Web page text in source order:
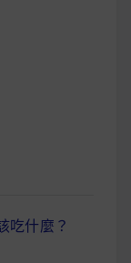
吃什麼？